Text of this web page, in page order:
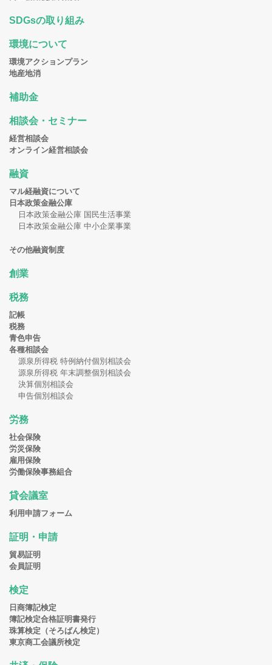
SDGsの取り組み
環境について
環境アクションプラン
地産地消
補助金
相談会・セミナー
経営相談会
オンライン経営相談会
融資
マル経融資について
日本政策金融公庫
日本政策金融公庫 国民生活事業
日本政策金融公庫 中小企業事業
その他融資制度
創業
税務
記帳
税務
青色申告
各種相談会
源泉所得税 特例納付個別相談会
源泉所得税 年末調整個別相談会
決算個別相談会
申告個別相談会
労務
社会保険
労災保険
雇用保険
労働保険事務組合
貸会議室
利用申請フォーム
証明・申請
貿易証明
会員証明
検定
日商簿記検定
簿記検定合格証明書発行
珠算検定（そろばん検定）
東京商工会議所検定